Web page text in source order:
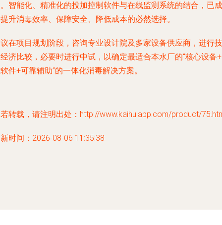
智能化、精准化的投加控制软件与在线监测系统的结合，已成
升消毒效率、保障安全、降低成本的必然选择。
在项目规划阶段，咨询专业设计院及多家设备供应商，进行技
济比较，必要时进行中试，以确定最适合本水厂的“核心设备
件+可靠辅助”的一体化消毒解决方案。
转载，请注明出处：http://www.kaihuiapp.com/product/
时间：2026-08-06 11:35:38